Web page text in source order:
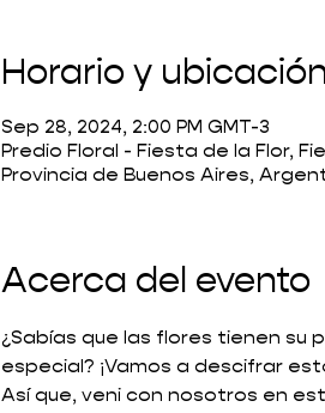
Horario y
Sep 28, 2024, 2:00 PM GMT-3
Predio Floral - Fiesta de la Flor,
Provincia de Buenos Aires,
Acerca del evento
¿Sabías que las flores tienen su
especial? ¡Vamos a descifrar
Así que, veni con nosotros en